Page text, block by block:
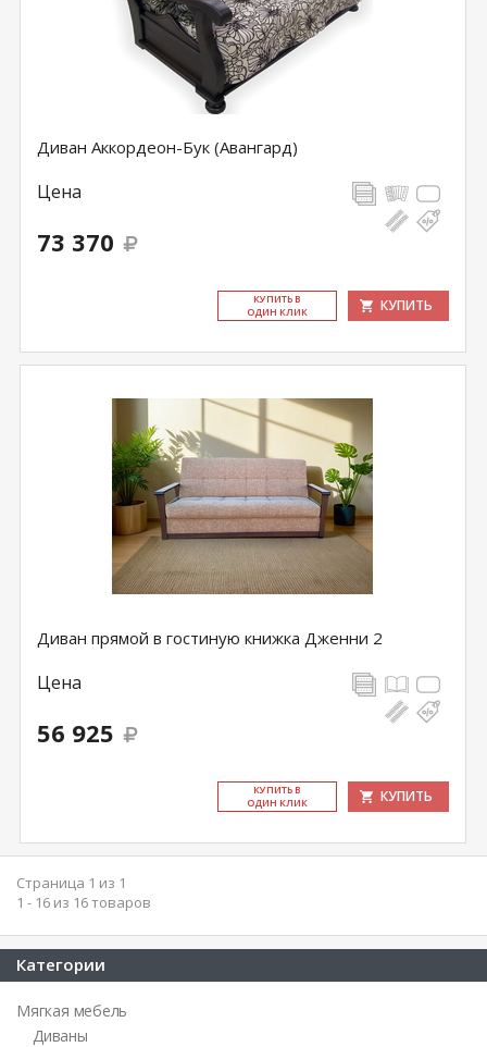
Диван Аккордеон-Бук (Авангард)
Цена
73 370
КУ­ПИТЬ В
ОДИН КЛИК
КУПИТЬ
Диван прямой в гостиную книжка Дженни 2
Цена
56 925
КУ­ПИТЬ В
ОДИН КЛИК
КУПИТЬ
Страница 1 из 1
1 - 16 из 16 товаров
Категории
Мягкая мебель
Диваны